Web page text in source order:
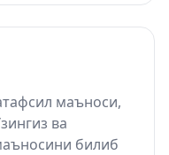
маъноси,
ва
билиб